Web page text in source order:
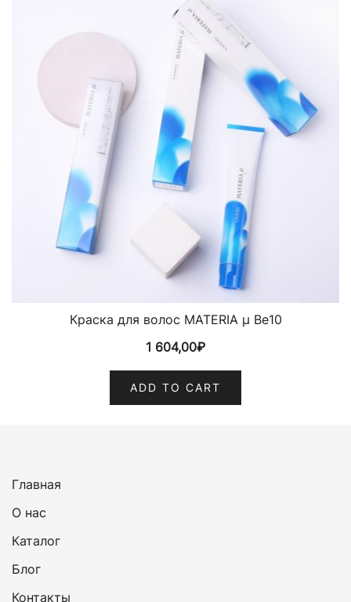
Краска для волос MATERIA µ Be10
1 604,00₽
ADD TO CART
Главная
О нас
Каталог
Блог
Контакты